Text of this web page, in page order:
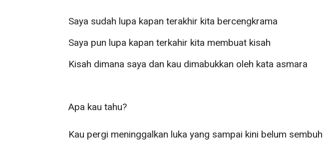
Saya sudah lupa kapan terakhir kita bercengkrama
Saya pun lupa kapan terkahir kita membuat kisah
Kisah dimana saya dan kau dimabukkan oleh kata asmara
Apa kau tahu?
Kau pergi meninggalkan luka yang sampai kini belum sembuh